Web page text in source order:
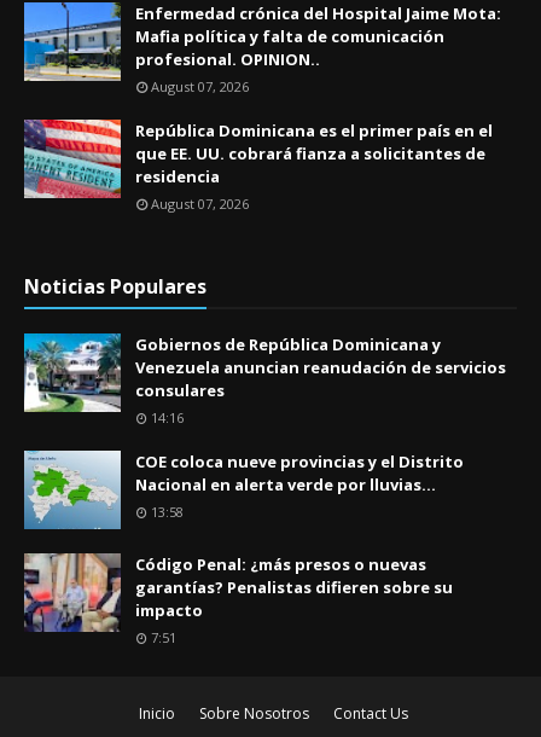
Enfermedad crónica del Hospital Jaime Mota:
Mafia política y falta de comunicación
profesional. OPINION..
August 07, 2026
República Dominicana es el primer país en el
que EE. UU. cobrará fianza a solicitantes de
residencia
August 07, 2026
Noticias Populares
Gobiernos de República Dominicana y
Venezuela anuncian reanudación de servicios
consulares
14:16
COE coloca nueve provincias y el Distrito
Nacional en alerta verde por lluvias...
13:58
Código Penal: ¿más presos o nuevas
garantías? Penalistas difieren sobre su
impacto
7:51
Inicio Sobre Nosotros Contact Us